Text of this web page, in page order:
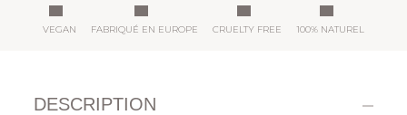
VEGAN FABRIQUÉ EN EUROPE CRUELTY FREE 100% NATUREL
DESCRIPTION